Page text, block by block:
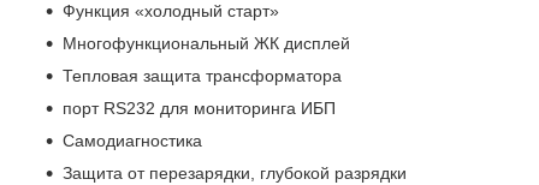
Функция «холодный старт»
Многофункциональный ЖК дисплей
Тепловая защита трансформатора
порт RS232 для мониторинга ИБП
Самодиагностика
Защита от перезарядки, глубокой разрядки